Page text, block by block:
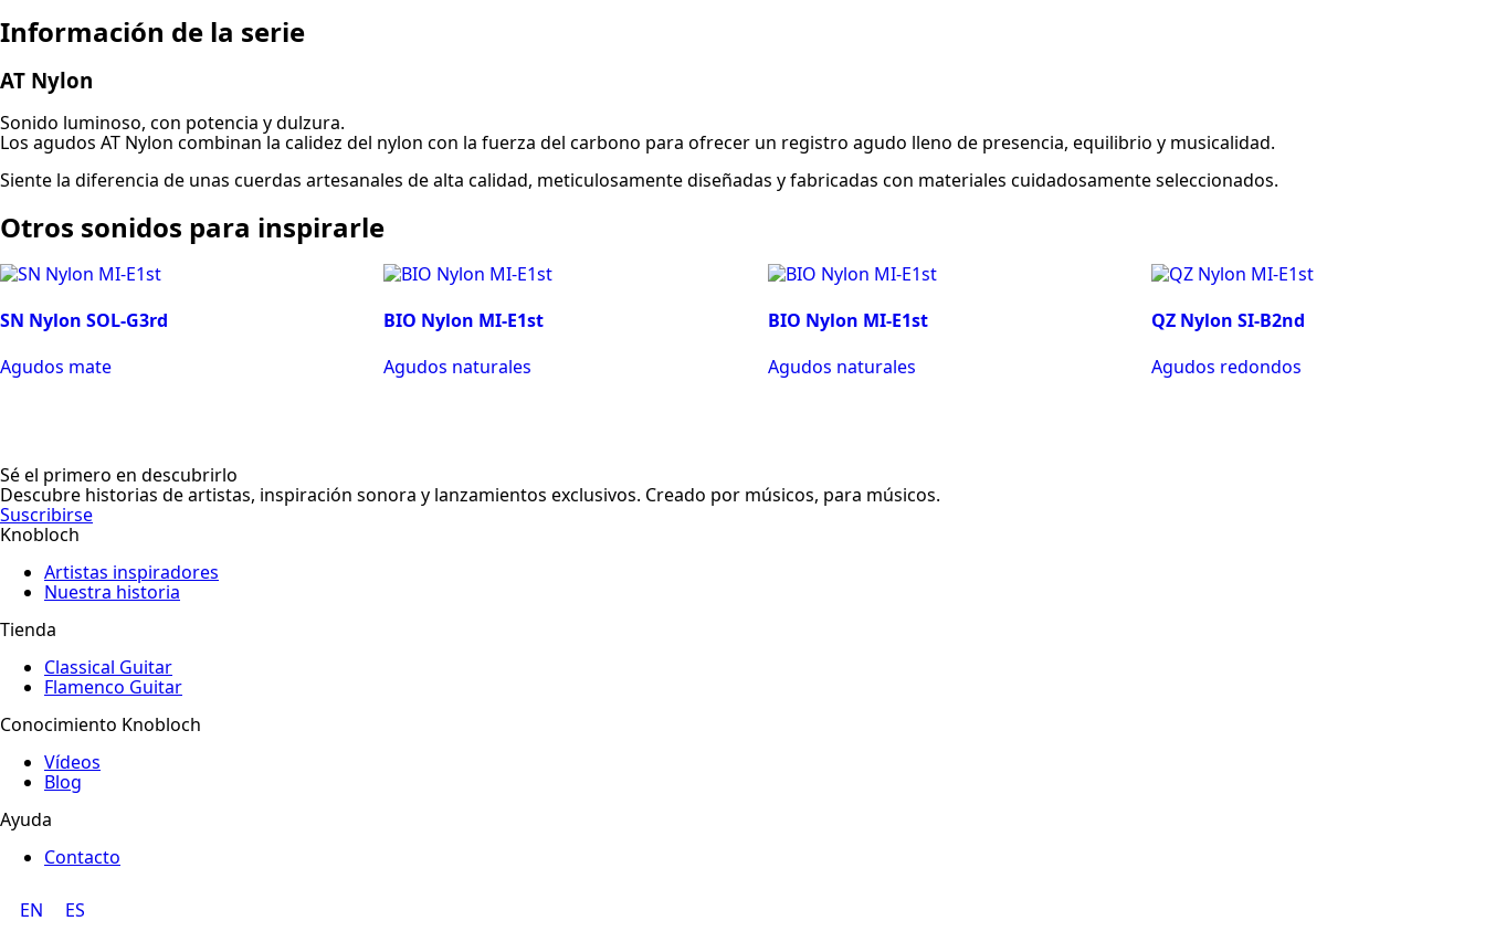
Información de la serie
AT Nylon
Sonido luminoso, con potencia y dulzura.
Los agudos AT Nylon combinan la calidez del nylon con la fuerza del carbono para ofrecer un registro agudo lleno de presencia, equilibrio y musicalidad.
Siente la diferencia de unas cuerdas artesanales de alta calidad, meticulosamente diseñadas y fabricadas con materiales cuidadosamente seleccionados.
Otros sonidos para inspirarle
SN Nylon SOL-G3rd
Agudos mate
BIO Nylon MI-E1st
Agudos naturales
BIO Nylon MI-E1st
Agudos naturales
QZ Nylon SI-B2nd
Agudos redondos
Sé el primero en descubrirlo
Descubre historias de artistas, inspiración sonora y lanzamientos exclusivos. Creado por músicos, para músicos.
Suscribirse
Knobloch
Artistas inspiradores
Nuestra historia
Tienda
Classical Guitar
Flamenco Guitar
Conocimiento Knobloch
Vídeos
Blog
Ayuda
Contacto
EN ES